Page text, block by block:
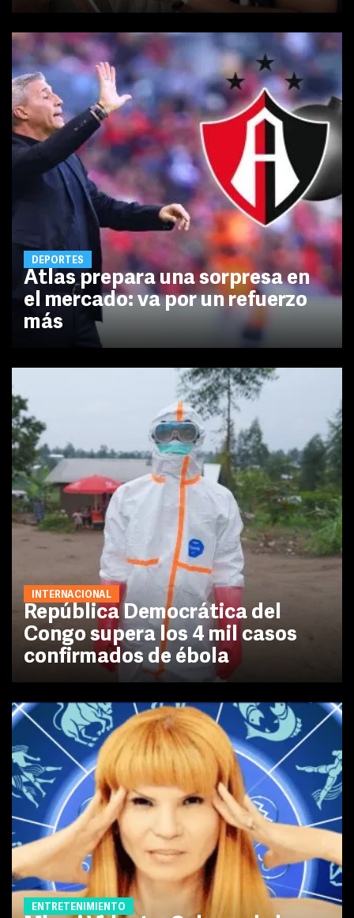
DEPORTES
Atlas prepara una sorpresa en
el mercado: va por un refuerzo
más
INTERNACIONAL
República Democrática del
Congo supera los 4 mil casos
confirmados de ébola
ENTRETENIMIENTO